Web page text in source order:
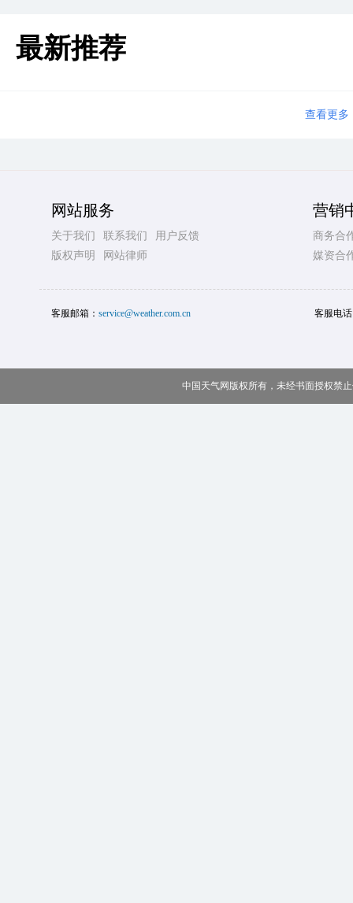
最新推荐
查看更多
网站服务
关于我们 联系我们
用户反馈
版权声明
网站律师
营销
商务合
媒资合
客服邮箱： service@weather.com.cn 客服电
中国天气网版权所有，未经书面授权